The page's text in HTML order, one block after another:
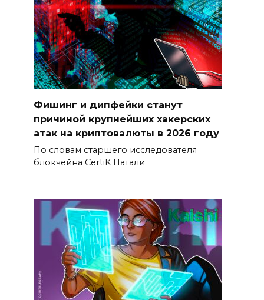
Фишинг и дипфейки станут
причиной крупнейших хакерских
атак на криптовалюты в 2026 году
По словам старшего исследователя
блокчейна CertiK Натали